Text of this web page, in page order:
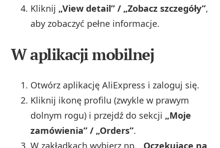
Kliknij „View detail” / „Zobacz szczegóły”,
aby zobaczyć pełne informacje.
W aplikacji mobilnej
Otwórz aplikację AliExpress i zaloguj się.
Kliknij ikonę profilu (zwykle w prawym
dolnym rogu) i przejdź do sekcji „Moje
zamówienia” / „Orders”.